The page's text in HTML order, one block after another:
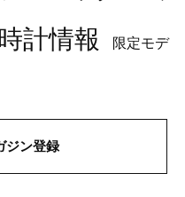
計情報 限定モデ
ジン登録